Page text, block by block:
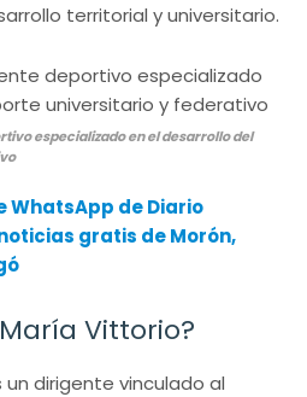
territorial y universitario.
especializado en el desarrollo del
WhatsApp de Diario
gratis de Morón,
Vittorio?
un dirigente vinculado al